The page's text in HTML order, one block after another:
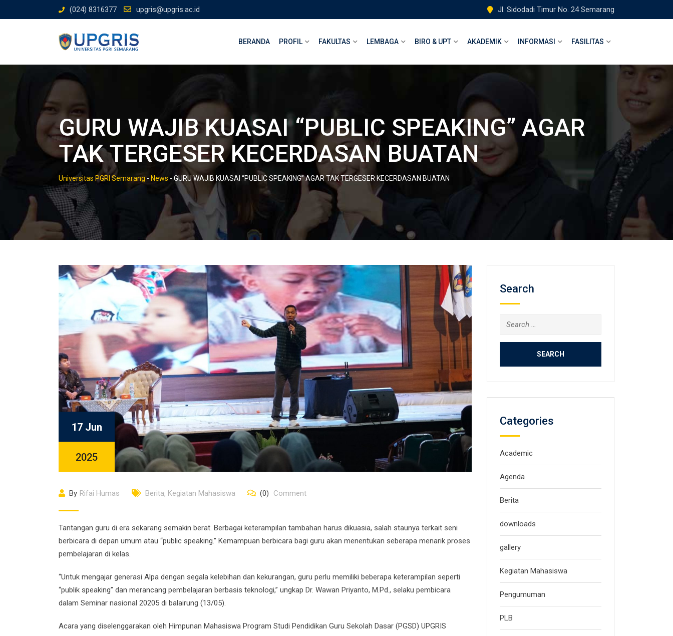
to
(024) 8316377 upgris@upgris.ac.id Jl. Sidodadi Timur No. 24 Semarang
BERANDA PROFIL FAKULTAS LEMBAGA BIRO & UPT AKADEMIK INFORMASI FASILITAS
GURU WAJIB KUASAI “PUBLIC SPEAKING” AGAR
TAK TERGESER KECERDASAN BUATAN
Universitas PGRI Semarang - News - GURU WAJIB KUASAI “PUBLIC SPEAKING” AGAR TAK TERGESER KECERDASAN BUATAN
17 Jun
2025
By Rifai Humas Berita, Kegiatan Mahasiswa (0) Comment
Tantangan guru di era sekarang semakin berat. Berbagai keterampilan tambahan harus dikuasia, salah staunya terkait seni
berbicara di depan umum atau “public speaking.” Kemampuan berbicara bagi guru akan menentukan seberapa menarik proses
pembelajaran di kelas.
“Untuk mengajar generasi Alpa dengan segala kelebihan dan kekurangan, guru perlu memiliki beberapa keterampilan seperti
“publik speaking” dan merancang pembelajaran berbasis teknologi,” ungkap Dr. Wawan Priyanto, M.Pd., selaku pembicara
dalam Seminar nasional 20205 di balairung (13/05).
Acara yang diselenggarakan oleh Himpunan Mahasiswa Program Studi Pendidikan Guru Sekolah Dasar (PGSD) UPGRIS
Search
Search
for:
Categories
Academic
Agenda
Berita
downloads
gallery
Kegiatan Mahasiswa
Pengumuman
PLB